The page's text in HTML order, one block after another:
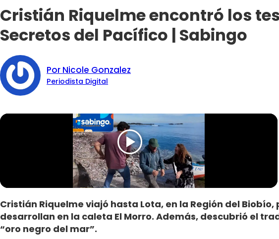
Cristián Riquelme encontró los
Secretos del Pacífico | Sabingo
Por Nicole Gonzalez
Periodista Digital
Cristián Riquelme viajó hasta Lota, en la Región del
desarrollan en la caleta El Morro. Además, descubrió el
“oro negro del mar”.